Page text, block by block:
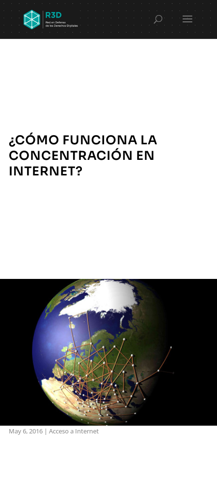
¿CÓMO FUNCIONA LA
CONCENTRACIÓN EN
INTERNET?
May 6, 2016| Acceso a Internet